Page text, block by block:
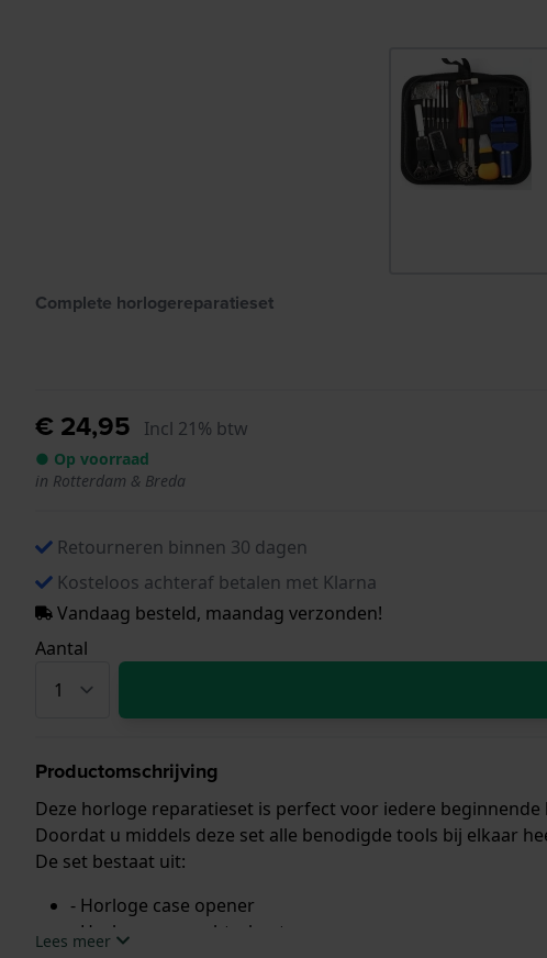
Complete horlogereparatieset
€ 24,95 Incl 21% btw
● Op voorraad
in Rotterdam & Breda
Retourneren binnen 30 dagen
Kosteloos achteraf betalen met Klarna
Vandaag besteld, maandag verzonden!
Aantal
Productomschrijving
Deze horloge reparatieset is perfect voor iedere
Doordat u middels deze set alle benodigde tools bij elkaar
De set bestaat uit:
- Horloge case opener
- Horloge case achterkant opener
Lees meer